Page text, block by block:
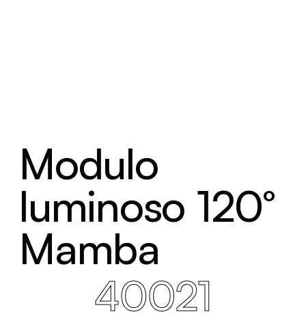
Modulo
luminoso 120°
Mamba
40021